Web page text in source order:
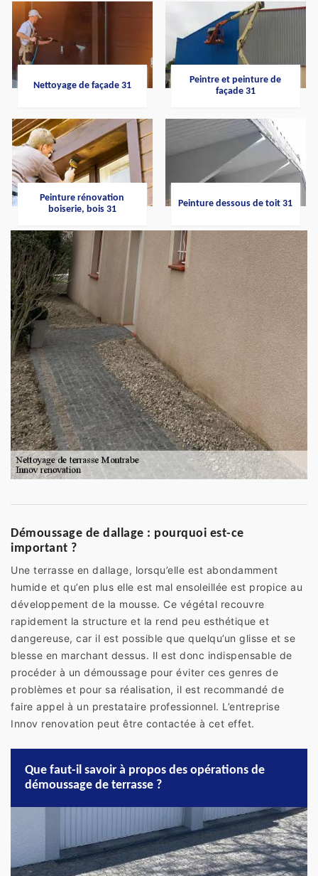
Nettoyage de façade 31
Peintre et peinture de
façade 31
Peinture rénovation
boiserie, bois 31
Peinture dessous de toit 31
Démoussage de dallage : pourquoi est-ce
important ?
Une terrasse en dallage, lorsqu’elle est abondamment
humide et qu’en plus elle est mal ensoleillée est propice au
développement de la mousse. Ce végétal recouvre
rapidement la structure et la rend peu esthétique et
dangereuse, car il est possible que quelqu’un glisse et se
blesse en marchant dessus. Il est donc indispensable de
procéder à un démoussage pour éviter ces genres de
problèmes et pour sa réalisation, il est recommandé de
faire appel à un prestataire professionnel. L’entreprise
Innov renovation peut être contactée à cet effet.
Que faut-il savoir à propos des opérations de
démoussage de terrasse ?